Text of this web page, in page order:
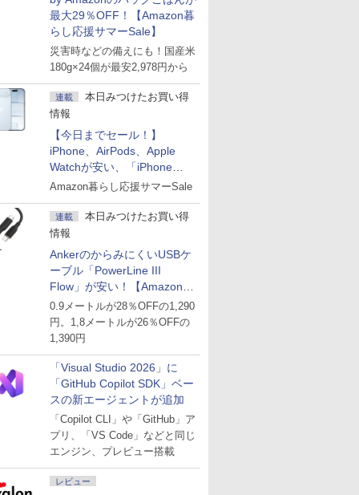
最大29％OFF！【Amazon暮
らし応援サマーSale】
災害時などの備えにも！国産米
180g×24個が最安2,978円から
連載
本日みつけたお買い得
情報
【今日までセール！】
iPhone、AirPods、Apple
Watchが安い、「iPhone
Air」256GB版が139,800円な
Amazon暮らし応援サマーSale
連載
本日みつけたお買い得
情報
AnkerのからみにくいUSBケ
ーブル「PowerLine III
Flow」が安い！【Amazon暮
らし応援サマーSale】
0.9メートルが28％OFFの1,290
円。1,8メートルが26％OFFの
1,390円
「Visual Studio 2026」に
「GitHub Copilot SDK」ベー
スの新エージェントが追加
「Copilot CLI」や「GitHub」ア
プリ、「VS Code」などと同じ
エンジン、プレビュー搭載
レビュー